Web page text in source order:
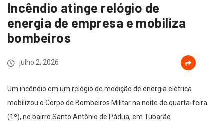
Incêndio atinge relógio de
energia de empresa e mobiliza
bombeiros
julho 2, 2026
Um incêndio em um relógio de medição de energia elétrica
mobilizou o Corpo de Bombeiros Militar na noite de quarta-feira
(1º), no bairro Santo Antônio de Pádua, em Tubarão.